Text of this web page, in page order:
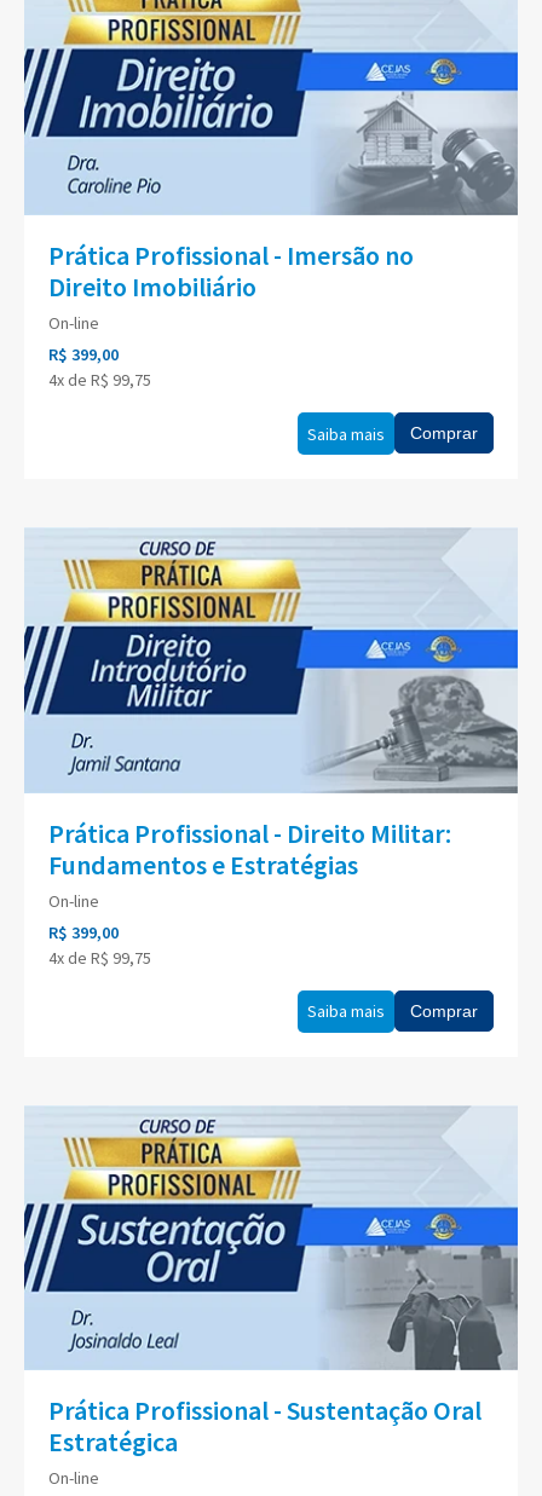
Prática Profissional - Imersão no
Direito Imobiliário
On-line
R$ 399,00
4x de R$ 99,75
Saiba mais Comprar
Prática Profissional - Direito Militar:
Fundamentos e Estratégias
On-line
R$ 399,00
4x de R$ 99,75
Saiba mais Comprar
Prática Profissional - Sustentação Oral
Estratégica
On-line